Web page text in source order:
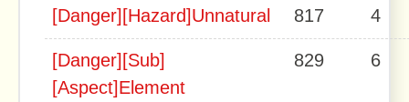
[Danger][Hazard]Unnatural 817 4
[Danger][Sub]
[Aspect]Element
829 6